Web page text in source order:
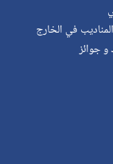
في الخارج
و جوائز